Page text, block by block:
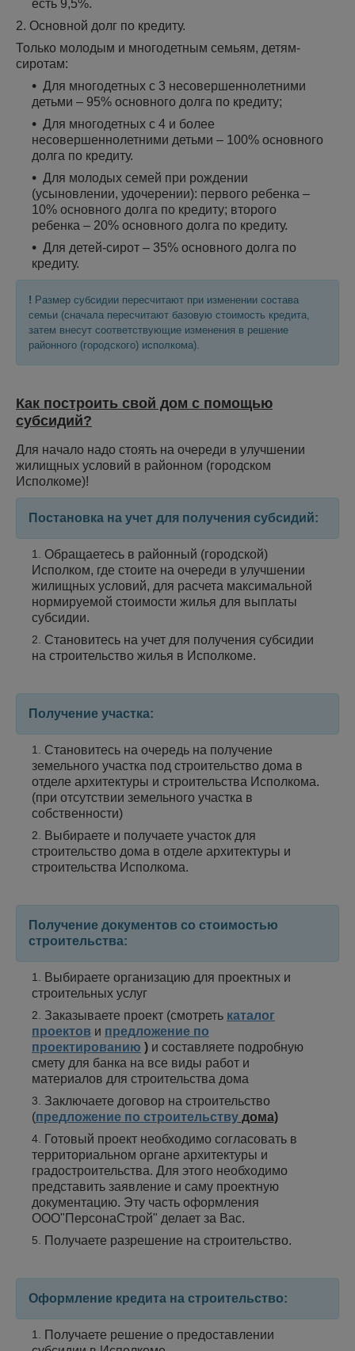
есть 9,5%.
2. Основной долг по кредиту.
Только молодым и многодетным семьям, детям-
сиротам:
Для многодетных с 3 несовершеннолетними
детьми – 95% основного долга по кредиту;
Для многодетных с 4 и более
несовершеннолетними детьми – 100% основного
долга по кредиту.
Для молодых семей при рождении
(усыновлении, удочерении): первого ребенка –
10% основного долга по кредиту; второго
ребенка – 20% основного долга по кредиту.
Для детей-сирот – 35% основного долга по
кредиту.
! Размер субсидии пересчитают при изменении состава
семьи (сначала пересчитают базовую стоимость кредита,
затем внесут соответствующие изменения в решение
районного (городского) исполкома).
Как построить свой дом с помощью
субсидий?
Для начало надо стоять на очереди в улучшении
жилищных условий в районном (городском
Исполкоме)!
Постановка на учет для получения субсидий:
Обращаетесь в районный (городской)
Исполком, где стоите на очереди в улучшении
жилищных условий, для расчета максимальной
нормируемой стоимости жилья для выплаты
субсидии.
Становитесь на учет для получения субсидии
на строительство жилья в Исполкоме.
Получение участка:
Становитесь на очередь на получение
земельного участка под строительство дома в
отделе архитектуры и строительства Исполкома.
(при отсутствии земельного участка в
собственности)
Выбираете и получаете участок для
строительство дома в отделе архитектуры и
строительства Исполкома.
Получение документов со стоимостью
строительства:
Выбираете организацию для проектных и
строительных услуг
Заказываете проект (смотреть каталог
проектов и предложение по
проектированию ) и составляете подробную
смету для банка на все виды работ и
материалов для строительства дома
Заключаете договор на строительство
(предложение по строительству дома)
Готовый проект необходимо согласовать в
территориальном органе архитектуры и
градостроительства. Для этого необходимо
представить заявление и саму проектную
документацию. Эту часть оформления
ООО"ПерсонаСтрой" делает за Вас.
Получаете разрешение на строительство.
Оформление кредита на строительство:
Получаете решение о предоставлении